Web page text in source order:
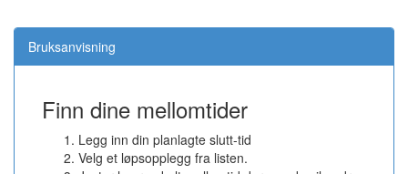
Bruksanvisning
Finn dine mellomtider
Legg inn din planlagte slutt-tid
Velg et løpsopplegg fra listen.